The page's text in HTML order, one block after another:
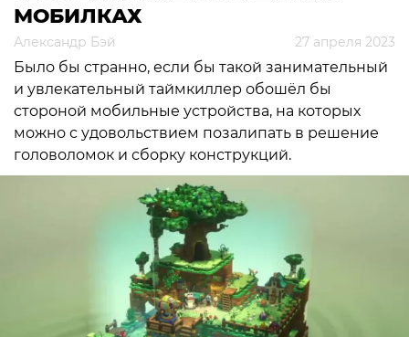
МОБИЛКАХ
Александр Бэй 27 апреля 2023
Было бы странно, если бы такой занимательный
и увлекательный таймкиллер обошёл бы
стороной мобильные устройства, на которых
можно с удовольствием позалипать в решение
головоломок и сборку конструкций.